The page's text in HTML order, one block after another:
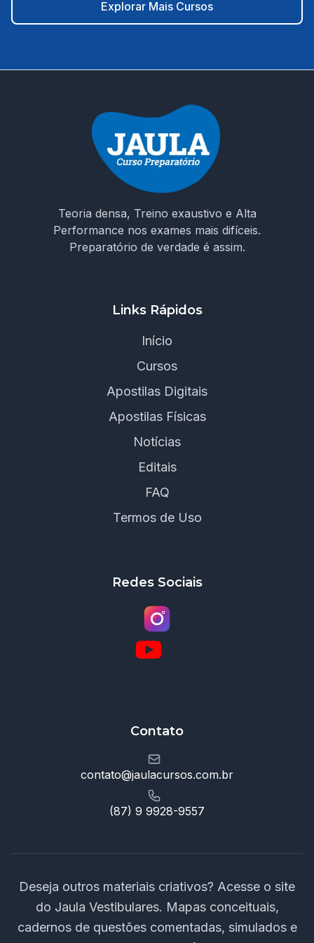
e cronograma planejado até a data da prova. 🎯 É hora
Explorar Mais Cursos
Teoria densa, Treino exaustivo e Alta
Performance nos exames mais difíceis.
Preparatório de verdade é assim.
Links Rápidos
Início
Cursos
Apostilas Digitais
Apostilas Físicas
Notícias
Editais
FAQ
Termos de Uso
Redes Sociais
Contato
contato@jaulacursos.com.br
(87) 9 9928-9557
Deseja outros materiais criativos? Acesse o site
do Jaula Vestibulares. Mapas conceituais,
cadernos de questões comentadas, simulados e